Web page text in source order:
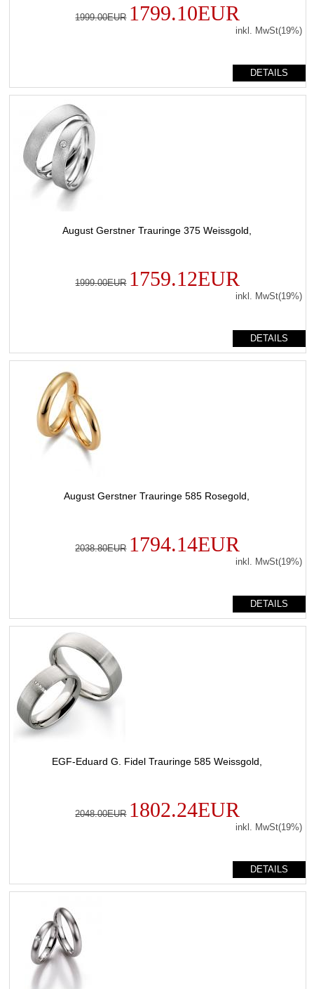
1999.00EUR 1799.10EUR
inkl. MwSt(19%)
DETAILS
August Gerstner Trauringe 375 Weissgold,
1999.00EUR 1759.12EUR
inkl. MwSt(19%)
DETAILS
August Gerstner Trauringe 585 Rosegold,
2038.80EUR 1794.14EUR
inkl. MwSt(19%)
DETAILS
EGF-Eduard G. Fidel Trauringe 585 Weissgold,
2048.00EUR 1802.24EUR
inkl. MwSt(19%)
DETAILS